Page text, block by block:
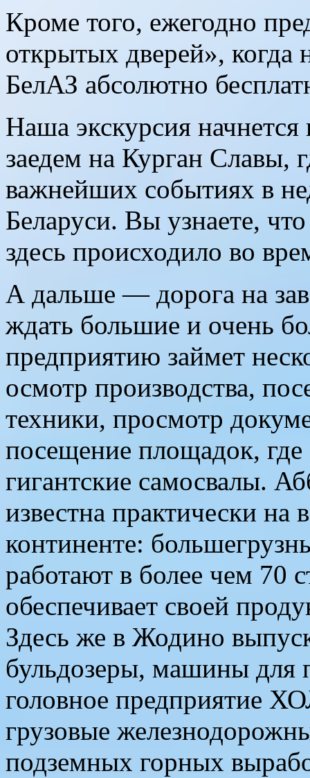
Кроме того, ежегодно
открытых дверей», когда
БелАЗ абсолютно
Наша экскурсия
заедем на Курган Славы,
важнейших событиях в
Беларуси. Вы узнаете,
здесь происходило во
А дальше — дорога на
ждать большие и очень
предприятию займет
осмотр производства,
техники, просмотр
посещение площадок,
гигантские самосвалы.
известна практически
континенте:
работают в более чем 70
обеспечивает своей
Здесь же в Жодино
бульдозеры, машины
головное предприятие
грузовые
подземных горных